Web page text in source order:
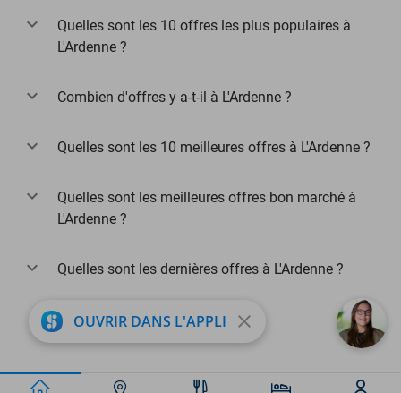
Quelles sont les 10 offres les plus populaires à
L'Ardenne ?
Combien d'offres y a-t-il à L'Ardenne ?
Quelles sont les 10 meilleures offres à L'Ardenne ?
Quelles sont les meilleures offres bon marché à
L'Ardenne ?
Quelles sont les dernières offres à L'Ardenne ?
OUVRIR DANS L'APPLI close